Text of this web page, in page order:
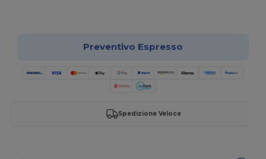
Preventivo Espresso
Spedizione Veloce